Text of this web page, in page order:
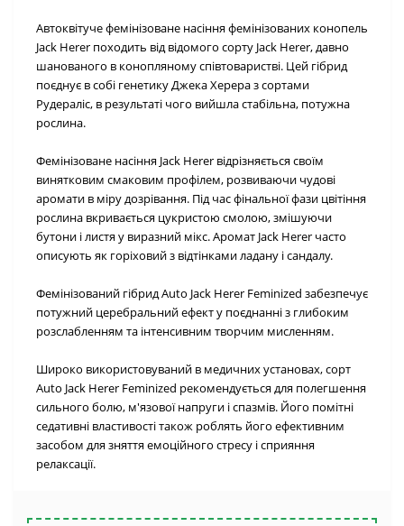
Автоквітуче фемінізоване насіння фемінізованих конопель
Jack Herer походить від відомого сорту Jack Herer, давно
шанованого в конопляному співтоваристві. Цей гібрид
поєднує в собі генетику Джека Херера з сортами
Рудераліс, в результаті чого вийшла стабільна, потужна
рослина.
Фемінізоване насіння Jack Herer відрізняється своїм
винятковим смаковим профілем, розвиваючи чудові
аромати в міру дозрівання. Під час фінальної фази цвітіння
рослина вкривається цукристою смолою, змішуючи
бутони і листя у виразний мікс. Аромат Jack Herer часто
описують як горіховий з відтінками ладану і сандалу.
Фемінізований гібрид Auto Jack Herer Feminized забезпечує
потужний церебральний ефект у поєднанні з глибоким
розслабленням та інтенсивним творчим мисленням.
Широко використовуваний в медичних установах, сорт
Auto Jack Herer Feminized рекомендується для полегшення
сильного болю, м'язової напруги і спазмів. Його помітні
седативні властивості також роблять його ефективним
засобом для зняття емоційного стресу і сприяння
релаксації.